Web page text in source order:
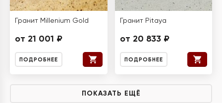
Гранит Millenium Gold
от 21 001 ₽
ПОДРОБНЕЕ
Гранит Pitaya
от 20 833 ₽
ПОДРОБНЕЕ
ПОКАЗАТЬ ЕЩЁ